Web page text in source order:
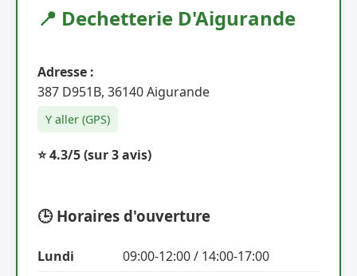
📍 Dechetterie D'Aigurande
Adresse :
387 D951B, 36140 Aigurande
Y aller (GPS)
⭐ 4.3/5(sur 3 avis)
🕒 Horaires d'ouverture
Lundi
09:00-12:00 / 14:00-17:00